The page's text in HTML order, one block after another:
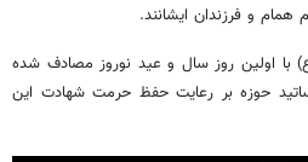
همام و فرزندان ایشانند.
با اولین روز سال و عید نوروز مصادف شده
حوزه بر رعایت حفظ حرمت شهادت این